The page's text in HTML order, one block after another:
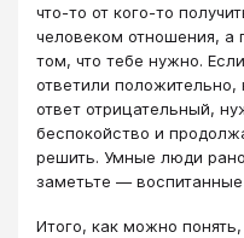
что-то от кого-то
человеком отношения, а
том, что тебе нужно.
ответили положительно,
ответ отрицательный,
беспокойство и
решить. Умные люди
заметьте —
Итого, как можно